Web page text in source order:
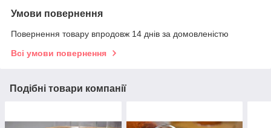
Умови повернення
Повернення товару впродовж 14 днів за домовленістю
Всі умови повернення
Подібні товари компанії